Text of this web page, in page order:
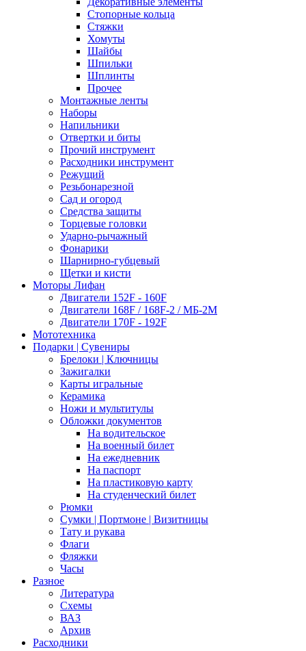
Стопорные кольца
Стяжки
Хомуты
Шайбы
Шпильки
Шплинты
Прочее
Монтажные ленты
Наборы
Напильники
Отвертки и биты
Прочий инструмент
Расходники инструмент
Режущий
Резьбонарезной
Сад и огород
Средства защиты
Торцевые головки
Ударно-рычажный
Фонарики
Шарнирно-губцевый
Щетки и кисти
Моторы Лифан
Двигатели 152F - 160F
Двигатели 168F / 168F-2 / МБ-2М
Двигатели 170F - 192F
Мототехника
Подарки | Сувениры
Брелоки | Ключницы
Зажигалки
Карты игральные
Керамика
Ножи и мультитулы
Обложки документов
На водительское
На военный билет
На ежедневник
На паспорт
На пластиковую карту
На студенческий билет
Рюмки
Сумки | Портмоне | Визитницы
Тату и рукава
Флаги
Фляжки
Часы
Разное
Литература
Схемы
ВАЗ
Архив
Расходники